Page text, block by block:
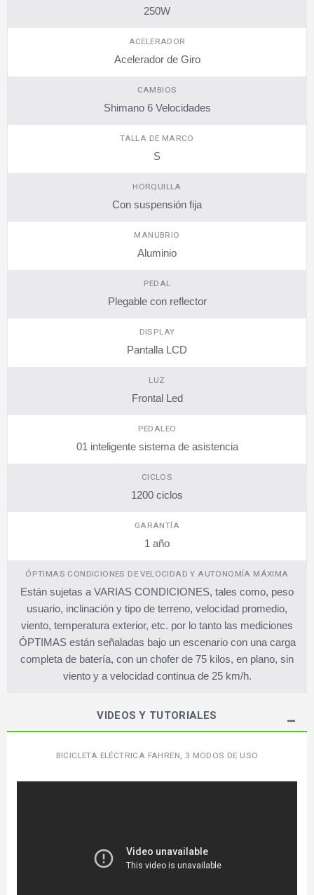
250W
ACELERADOR
Acelerador de Giro
CAMBIOS
Shimano 6 Velocidades
TALLA DE MARCO
S
HORQUILLA
Con suspensión fija
MANUBRIO
Aluminio
PEDAL
Plegable con reflector
DISPLAY
Pantalla LCD
LUZ
Frontal Led
PEDALEO
01 inteligente sistema de asistencia
CICLOS
1200 ciclos
GARANTÍA
1 año
ÓPTIMAS CONDICIONES DE VELOCIDAD Y AUTONOMÍA MÁXIMA
Están sujetas a VARIAS CONDICIONES, tales como, peso
usuario, inclinación y tipo de terreno, velocidad promedio,
viento, temperatura exterior, etc. por lo tanto las mediciones
ÓPTIMAS están señaladas bajo un escenario con una carga
completa de batería, con un chofer de 75 kilos, en plano, sin
viento y a velocidad continua de 25 km/h.
VIDEOS Y TUTORIALES
BICICLETA ELÉCTRICA FAHREN, 3 MODOS DE USO